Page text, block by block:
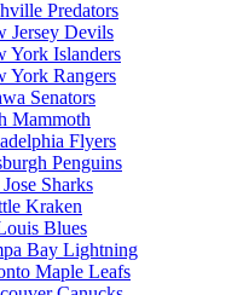
Predators
Jersey Devils
York Islanders
York Rangers
Senators
Mammoth
Flyers
Penguins
Jose Sharks
Kraken
Blues
Bay Lightning
Maple Leafs